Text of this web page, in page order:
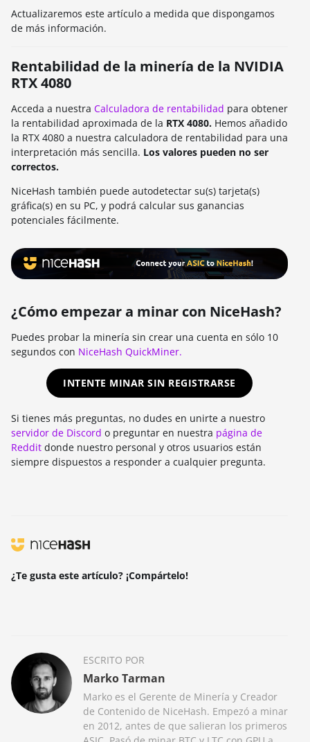
Actualizaremos este artículo a medida que dispongamos
de más información.
Rentabilidad de la minería de la NVIDIA
RTX 4080
Acceda a nuestra Calculadora de rentabilidad para obtener
la rentabilidad aproximada de la RTX 4080. Hemos añadido
la RTX 4080 a nuestra calculadora de rentabilidad para una
interpretación más sencilla. Los valores pueden no ser
correctos.
NiceHash también puede autodetectar su(s) tarjeta(s)
gráfica(s) en su PC, y podrá calcular sus ganancias
potenciales fácilmente.
¿Cómo empezar a minar con NiceHash?
Puedes probar la minería sin crear una cuenta en sólo 10
segundos con NiceHash QuickMiner.
INTENTE MINAR SIN REGISTRARSE
Si tienes más preguntas, no dudes en unirte a nuestro
servidor de Discord o preguntar en nuestra página de
Reddit donde nuestro personal y otros usuarios están
siempre dispuestos a responder a cualquier pregunta.
¿Te gusta este artículo? ¡Compártelo!
ESCRITO POR
Marko Tarman
Marko es el Gerente de Minería y Creador
de Contenido de NiceHash. Empezó a minar
en 2012, antes de que salieran los primeros